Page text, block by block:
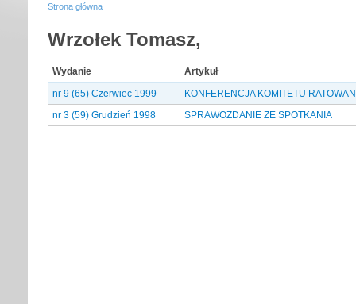
Strona główna
Wrzołek Tomasz,
Wydanie
Artykuł
nr 9 (65) Czerwiec 1999
KONFERENCJA KOMITETU
nr 3 (59) Grudzień 1998
SPRAWOZDANIE ZE SPOTKANIA